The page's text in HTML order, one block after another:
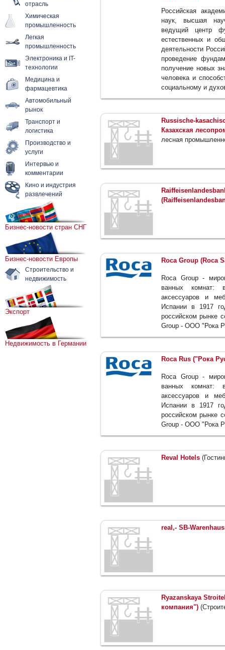
отрасль
Химическая
промышленность
Легкая
промышленность
Электроника и IT-
технологии
Медицина и
фармацевтика
Автомобильный
рынок
Транспорт и
логистика
Производство и
услуги
Интервью и
комментарии
Кино и индустрия
развлечений
Бизнес-новости стран СНГ
Бизнес-новости Европы
Строительство и
недвижимость
Экспорт
Недвижимость в Германии
Российская
наук, высшая
ведущий центр
естественных и
деятельности
проведение
получение новых
человека и
социальному и
Russische-
Казахская
лесная
Roca Group (Roca
Roca Group -
ванных комнат:
аксессуаров и
Испании в 1917
российском рынке
Group - ООО "Рока
Roca Rus ("Рока
Roca Group -
ванных комнат:
аксессуаров и
Испании в 1917
российском рынке
Group - ООО "Рока
Reval Hotels
real,- SB-
Ryazanskaya
компания")